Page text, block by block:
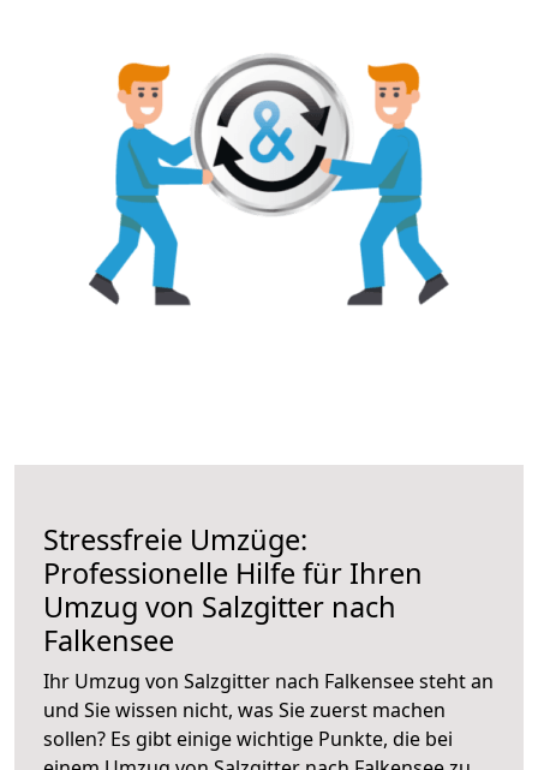
Stressfreie Umzüge:
Professionelle Hilfe für Ihren
Umzug von Salzgitter nach
Falkensee
Ihr Umzug von Salzgitter nach Falkensee steht an
und Sie wissen nicht, was Sie zuerst machen
sollen? Es gibt einige wichtige Punkte, die bei